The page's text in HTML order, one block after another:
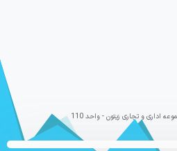
اداری و تجاری زیتون - واحد 110